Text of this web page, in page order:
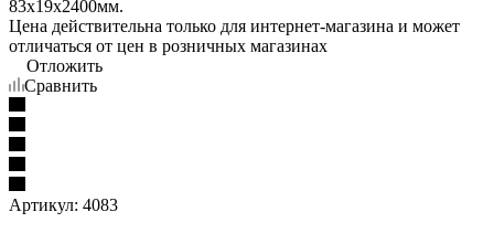
Цена действительна только для интернет-магазина и может
отличаться от цен в розничных магазинах
Отложить
Сравнить
Артикул: 4083